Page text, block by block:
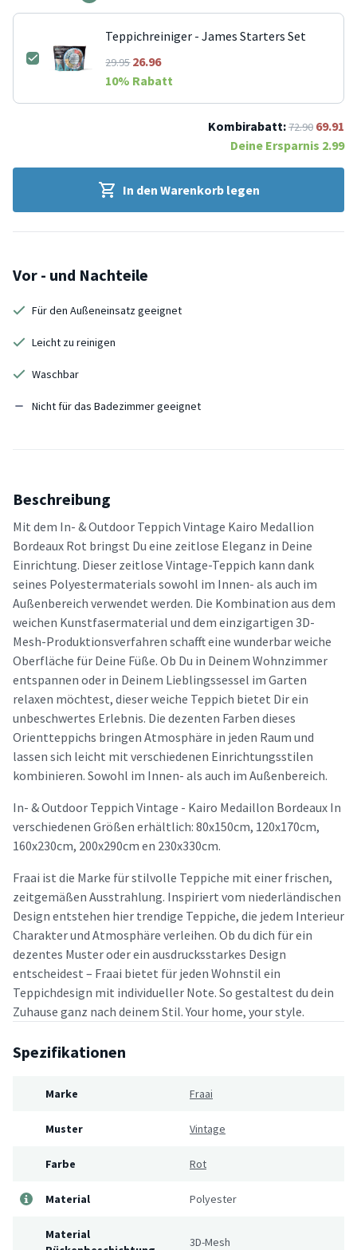
Teppichreiniger - James Starters Set
29.9526.96
10% Rabatt
Kombirabatt:72.90 69.91
Deine Ersparnis 2.99
In den Warenkorb legen
Vor - und Nachteile
Für den Außeneinsatz geeignet
Leicht zu reinigen
Waschbar
Nicht für das Badezimmer geeignet
Beschreibung
Mit dem In- & Outdoor Teppich Vintage Kairo Medallion
Bordeaux Rot bringst Du eine zeitlose Eleganz in Deine
Einrichtung. Dieser zeitlose Vintage-Teppich kann dank
seines Polyestermaterials sowohl im Innen- als auch im
Außenbereich verwendet werden. Die Kombination aus dem
weichen Kunstfasermaterial und dem einzigartigen 3D-
Mesh-Produktionsverfahren schafft eine wunderbar weiche
Oberfläche für Deine Füße. Ob Du in Deinem Wohnzimmer
entspannen oder in Deinem Lieblingssessel im Garten
relaxen möchtest, dieser weiche Teppich bietet Dir ein
unbeschwertes Erlebnis. Die dezenten Farben dieses
Orientteppichs bringen Atmosphäre in jeden Raum und
lassen sich leicht mit verschiedenen Einrichtungsstilen
kombinieren. Sowohl im Innen- als auch im Außenbereich.
In- & Outdoor Teppich Vintage - Kairo Medaillon Bordeaux In
verschiedenen Größen erhältlich: 80x150cm, 120x170cm,
160x230cm, 200x290cm en 230x330cm.
Fraai ist die Marke für stilvolle Teppiche mit einer frischen,
zeitgemäßen Ausstrahlung. Inspiriert vom niederländischen
Design entstehen hier trendige Teppiche, die jedem Interieur
Charakter und Atmosphäre verleihen. Ob du dich für ein
dezentes Muster oder ein ausdrucksstarkes Design
entscheidest – Fraai bietet für jeden Wohnstil ein
Teppichdesign mit individueller Note. So gestaltest du dein
Zuhause ganz nach deinem Stil. Your home, your style.
Spezifikationen
Marke Fraai
Muster Vintage
Farbe Rot
Material Polyester
Material
3D-Mesh